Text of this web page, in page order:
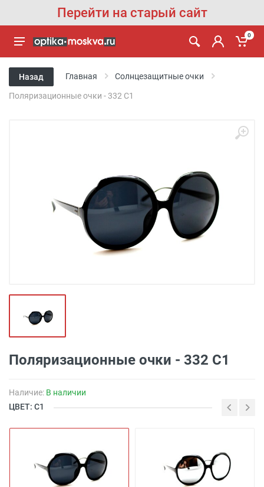
Перейти на старый сайт
0
Назад Главная Солнцезащитные очки
Поляризационные очки - 332 C1
Поляризационные очки - 332 C1
Наличие: В наличии
ЦВЕТ: С1